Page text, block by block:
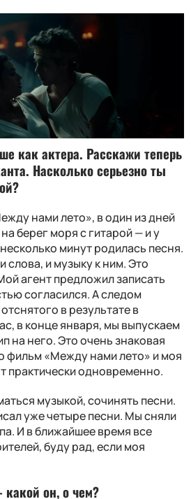
как актера. Расскажи теперь
Насколько серьезно ты
нами лето», в один из дней
берег моря с гитарой — и у
минут родилась песня.
слова, и музыку к ним. Это
агент предложил записать
согласился. А следом
в результате в
в конце января, мы выпускаем
на него. Это очень знаковая
фильм «Между нами лето» и моя
практически одновременно.
музыкой, сочинять песни.
уже четыре песни. Мы сняли
И в ближайшее время все
буду рад, если моя
он, о чем?